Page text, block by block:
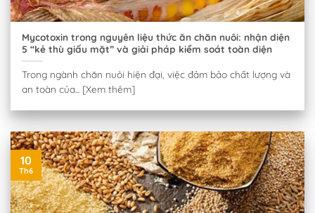
Mycotoxin trong nguyên liệu thức ăn chăn nuôi: nhận diện
5 “kẻ thù giấu mặt” và giải pháp kiểm soát toàn diện
Trong ngành chăn nuôi hiện đại, việc đảm bảo chất lượng và
an toàn của... [Xem thêm]
10
Th6